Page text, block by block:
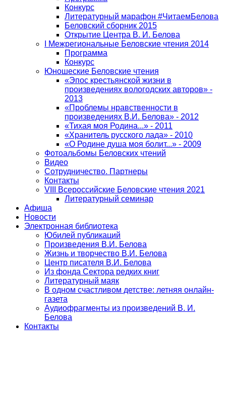
Конкурс
Литературный марафон #ЧитаемБелова
Беловский сборник 2015
Открытие Центра В. И. Белова
I Межрегиональные Беловские чтения 2014
Программа
Конкурс
Юношеские Беловские чтения
«Эпос крестьянской жизни в
произведениях вологодских авторов» -
2013
«Проблемы нравственности в
произведениях В.И. Белова» - 2012
«Тихая моя Родина...» - 2011
«Хранитель русского лада» - 2010
«О Родине душа моя болит...» - 2009
Фотоальбомы Беловских чтений
Видео
Сотрудничество. Партнеры
Контакты
VIII Всероссийские Беловские чтения 2021
Литературный семинар
Афиша
Новости
Электронная библиотека
Юбилей публикаций
Произведения В.И. Белова
Жизнь и творчество В.И. Белова
Центр писателя В.И. Белова
Из фонда Сектора редких книг
Литературный маяк
В одном счастливом детстве: летняя онлайн-
газета
Аудиофрагменты из произведений В. И.
Белова
Контакты